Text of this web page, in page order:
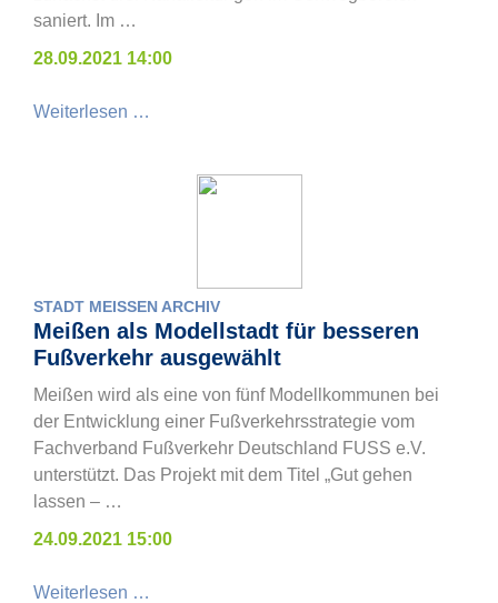
saniert. Im …
28.09.2021 14:00
Weiterlesen …
STADT MEISSEN ARCHIV
Meißen als Modellstadt für besseren
Fußverkehr ausgewählt
Meißen wird als eine von fünf Modellkommunen bei
der Entwicklung einer Fußverkehrsstrategie vom
Fachverband Fußverkehr Deutschland FUSS e.V.
unterstützt. Das Projekt mit dem Titel „Gut gehen
lassen – …
24.09.2021 15:00
Weiterlesen …